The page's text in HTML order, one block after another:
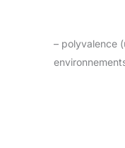
– polyvalence